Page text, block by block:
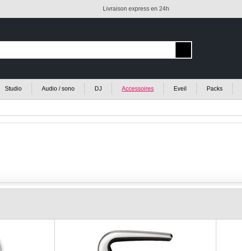
Livraison express en 24h
Studio Audio / sono DJ Accessoires Eveil Packs